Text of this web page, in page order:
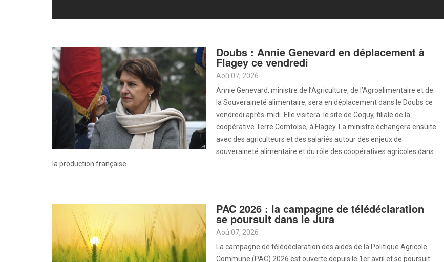
Doubs : Annie Genevard en déplacement à
Flagey ce vendredi
Aoû 07, 2026
Annie Genevard, ministre de l’Agriculture, de l’Agroalimentaire et de
la Souveraineté alimentaire, sera en déplacement dans le Doubs ce
vendredi après-midi. Elle visitera le site de Coquy, filiale de la
coopérative Terre Comtoise, à Flagey. La ministre échangera ensuite
avec des agriculteurs et des salariés autour des enjeux de
souveraineté alimentaire et du rôle des coopératives agricoles dans
la production française.
PAC 2026 : la campagne de télédéclaration
se poursuit dans le Jura
Aoû 07, 2026
La campagne de télédéclaration des aides de la Politique Agricole
Commune (PAC) 2026 est ouverte depuis le 1er avril et se poursuit